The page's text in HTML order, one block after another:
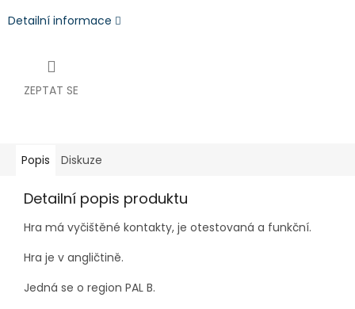
Detailní informace
ZEPTAT SE
Popis Diskuze
Detailní popis produktu
Hra má vyčištěné kontakty, je otestovaná a funkční.
Hra je v angličtině.
Jedná se o region PAL B.